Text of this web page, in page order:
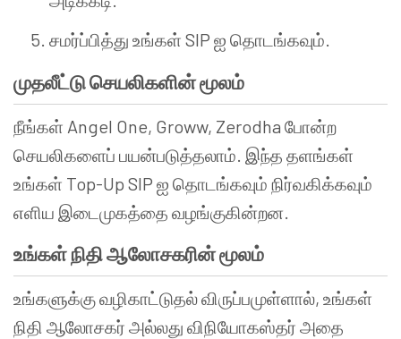
சமர்ப்பித்து உங்கள் SIP ஐ தொடங்கவும்.
முதலீட்டு செயலிகளின் மூலம்
நீங்கள் Angel One, Groww, Zerodha போன்ற
செயலிகளைப் பயன்படுத்தலாம். இந்த தளங்கள்
உங்கள் Top-Up SIP ஐ தொடங்கவும் நிர்வகிக்கவும்
எளிய இடைமுகத்தை வழங்குகின்றன.
உங்கள் நிதி ஆலோசகரின் மூலம்
உங்களுக்கு வழிகாட்டுதல் விருப்பமுள்ளால், உங்கள்
நிதி ஆலோசகர் அல்லது விநியோகஸ்தர் அதை